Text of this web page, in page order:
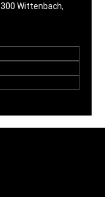
Wittenbach,